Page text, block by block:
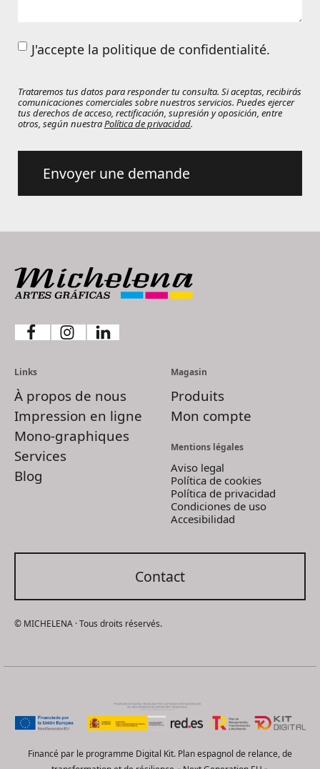
J'accepte la politique de confidentialité.
Trataremos tus datos para responder tu consulta. Si aceptas, recibirás
comunicaciones comerciales sobre nuestros servicios. Puedes ejercer
tus derechos de acceso, rectificación, supresión y oposición, entre
otros, según nuestraPolítica de privacidad.
Envoyer une demande
Links
À propos de nous
Impression en ligne
Mono-graphiques
Services
Blog
Magasin
Produits
Mon compte
Mentions légales
Aviso legal
Política de cookies
Política de privacidad
Condiciones de uso
Accesibilidad
Contact
© MICHELENA · Tous droits réservés.
Financé par le programme Digital Kit. Plan espagnol de relance, de